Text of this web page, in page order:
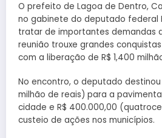
O prefeito de Lagoa de Dentro,
no gabinete do deputado federal
tratar de importantes demandas
reunião trouxe grandes
com a liberação de R$ 1,400
No encontro, o deputado destinou
milhão de reais) para a
cidade e R$ 400.000,00
custeio de ações nos municípios.